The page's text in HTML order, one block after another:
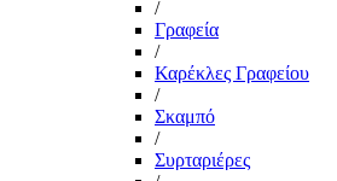
/
Γραφεία
/
Καρέκλες Γραφείου
/
Σκαμπό
/
Συρταριέρες